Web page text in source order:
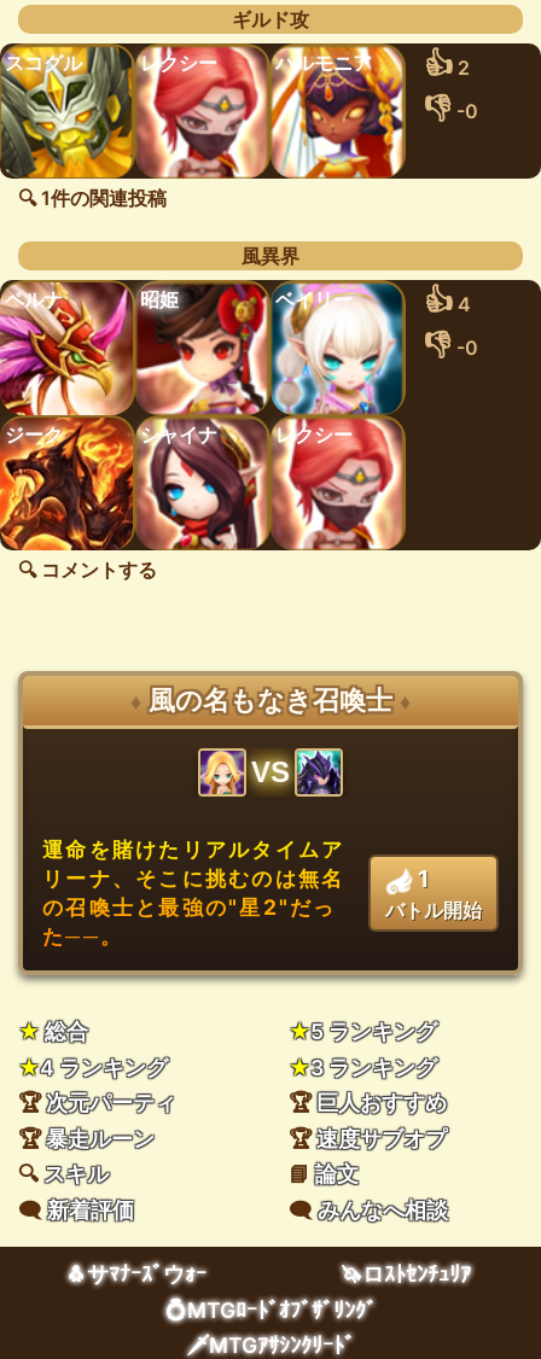
ギルド攻
スコグル
レクシー ハルモニア 👍 2
👎 -0
🔍 1件の関連投稿
風異界
ペルナ
昭姫 ベイリー 👍 4
👎 -0
ジーク シャイナ レクシー
🔍 コメントする
♦ 風の名もなき召喚士 ♦
VS
運命を賭けたリアルタイムア
リーナ、そこに挑むのは無名
の召喚士と最強の"星2"だっ
た──。
1
バトル開始
★総合 ★5 ランキング
★4 ランキング ★3 ランキング
🏆次元パーティ 🏆 巨人おすすめ
🏆暴走ルーン 🏆速度サブオプ
🔍スキル 📘論文
🗨️新着評価 🗨️みんなへ相談
🐧サﾏﾅｰｽﾞウｫｰ
🦄ロｽﾄｾﾝﾁｭﾘｱ
💍MTGﾛｰﾄﾞｵﾌﾞｻﾞﾘﾝｸﾞ
🗡️MTGｱｻｼﾝｸﾘｰﾄﾞ